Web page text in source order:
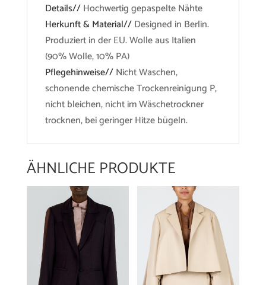
Details//Hochwertig gepaspelte Nähte
Herkunft & Material//Designed in Berlin.
Produziert in der EU. Wolle aus Italien
(90% Wolle, 10% PA)
Pflegehinweise//Nicht Waschen,
schonende chemische Trockenreinigung P,
nicht bleichen, nicht im Wäschetrockner
trocknen, bei geringer Hitze bügeln.
ÄHNLICHE PRODUKTE